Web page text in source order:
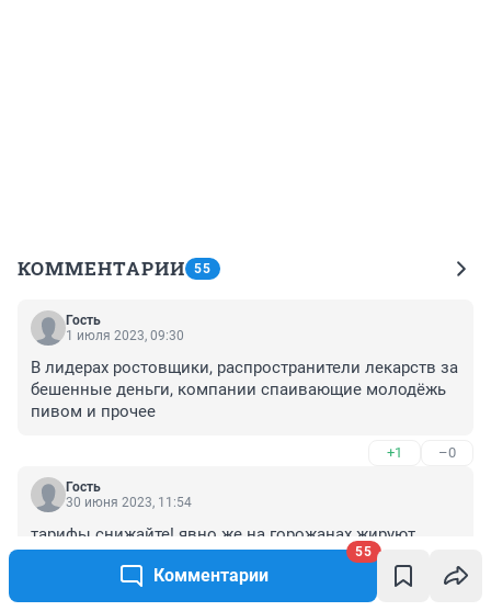
Комментарии
55
КОММЕНТАРИИ 55
Гость
1 июля 2023, 09:30
В лидерах ростовщики, распространители лекарств за
бешенные деньги, компании спаивающие молодёжь
пивом и прочее
+1 –0
Гость
30 июня 2023, 11:54
тарифы снижайте! явно же на горожанах жируют.
–0